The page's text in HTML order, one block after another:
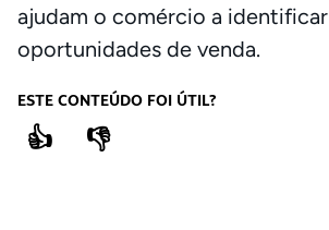
ajudam o comércio a identificar
oportunidades de venda.
ESTE CONTEÚDO FOI ÚTIL?
👍 👎